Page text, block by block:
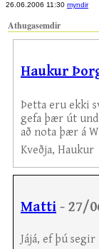
26.06.2006 11:30 myndir
Athugasemdir
Haukur
Þetta eru ekki
gefa þær út
að nota þær á
Kveðja, Haukur
Matti - 27/
Jájá, ef þú